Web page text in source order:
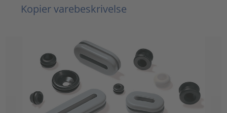
Kopier varebeskrivelse